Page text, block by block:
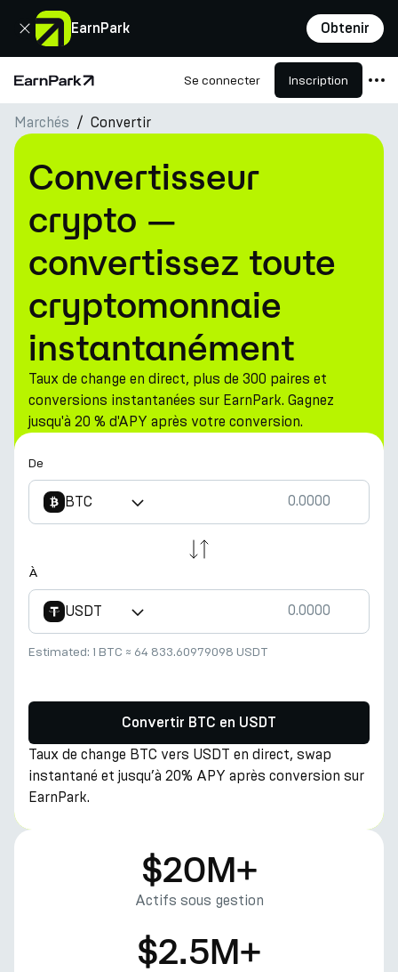
EarnPark Obtenir
Fermer
Page d'accueil Se connecter Inscription
Produits
Marchés
Calculatrices
PARK Token
Ressources
Entreprise
Marchés Convertir
Convertisseur
crypto —
convertissez toute
cryptomonnaie
instantanément
Taux de change en direct, plus de 300 paires et
conversions instantanées sur EarnPark. Gagnez
jusqu'à 20 % d'APY après votre conversion.
De
BTC
À
USDT
Estimated: 1 BTC ≈ 64 833.60979098 USDT
Convertir BTC en USDT
Taux de change BTC vers USDT en direct, swap
instantané et jusqu’à 20% APY après conversion sur
EarnPark.
$20M+
Actifs sous gestion
$2.5M+